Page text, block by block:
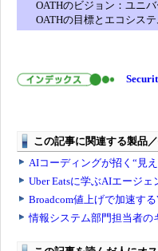
OATHのビジョン：ユニ
OATHの目標とエコシステ